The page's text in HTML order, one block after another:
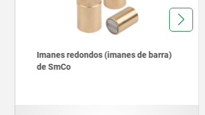
Imanes redondos con superficie de
adherencia mecanizable (imanes de